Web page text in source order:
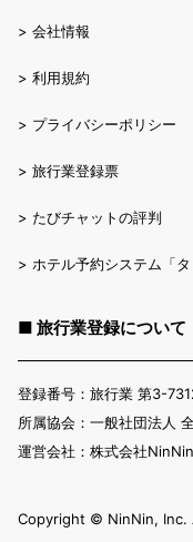
> 会社情報
> 利用規約
> プライバシーポリシー
> 旅行業登録票
> たびチャットの評判
> ホテル予約システム「
■ 旅行業登録について
登録番号：旅行業 第3-
所属協会：一般社団法人
運営会社：株式会社NinNin
Copyright ©︎ NinNin, Inc.